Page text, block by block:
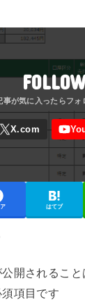
はてブ
開されること
項目です